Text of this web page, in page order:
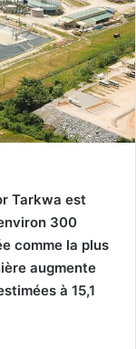
Tarkwa est
300
comme la plus
augmente
à 15,1